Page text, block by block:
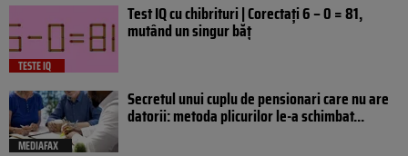
TESTE IQ
Test IQ cu chibrituri | Corectați 6 – 0 = 81,
mutând un singur băț
MEDIAFAX
Secretul unui cuplu de pensionari care nu are
datorii: metoda plicurilor le-a schimbat...